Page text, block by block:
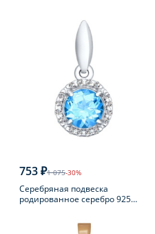
753 ₽1 075-30%
Серебряная подвеска
родированное серебро 925